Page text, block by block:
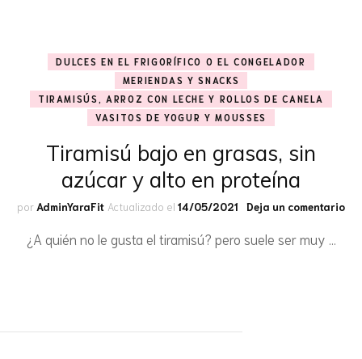
DULCES EN EL FRIGORÍFICO O EL CONGELADOR
MERIENDAS Y SNACKS
TIRAMISÚS, ARROZ CON LECHE Y ROLLOS DE CANELA
VASITOS DE YOGUR Y MOUSSES
Tiramisú bajo en grasas, sin
azúcar y alto en proteína
por AdminYaraFit Actualizado el 14/05/2021 Deja un comentarioen
¿A quién no le gusta el tiramisú? pero suele ser muy …